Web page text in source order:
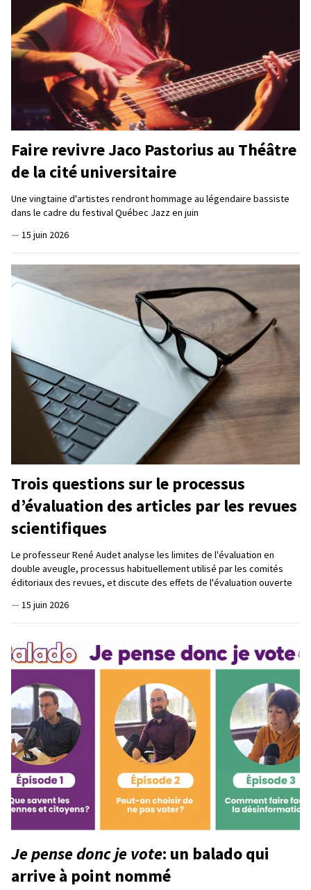
Faire revivre Jaco Pastorius au Théâtre
de la cité universitaire
Une vingtaine d'artistes rendront hommage au légendaire bassiste
dans le cadre du festival Québec Jazz en juin
— 15 juin 2026
Trois questions sur le processus
d’évaluation des articles par les revues
scientifiques
Le professeur René Audet analyse les limites de l'évaluation en
double aveugle, processus habituellement utilisé par les comités
éditoriaux des revues, et discute des effets de l'évaluation ouverte
— 15 juin 2026
Je pense donc je vote: un balado qui
arrive à point nommé